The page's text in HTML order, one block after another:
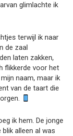
glimlachte ik
terwijl ik naar
de zaal
laten zakken,
flikkerde voor het
naam, maar ik
van de taart die
ik hem. De jonge
alleen al was